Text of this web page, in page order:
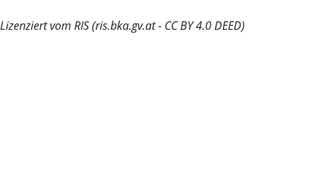
Lizenziert vom RIS (ris.bka.gv.at - CC BY 4.0 DEED)